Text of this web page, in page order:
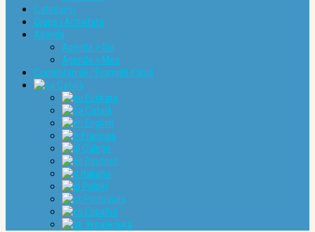
Catequesi
Grups i Activitats
Agenda
Agenda > Dia
Agenda > Mes
Comentari de l’Evangeli d’avui
Català
Euskara
Català
English
Français
Galego
Deutsch
Italiano
Polski
Português
Español
Українська